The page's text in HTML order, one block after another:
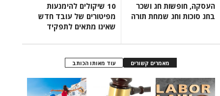
העסקה, חופשות חג ושכר
בחג סוכות וחג שמחת תורה
10 שיקולים להימנעות
מפיטורים של עובד חדש
שאינו מתאים לתפקיד
מאמרים קשורים עוד מאותו הכותב